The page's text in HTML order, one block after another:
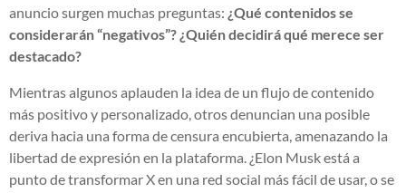
anuncio surgen muchas preguntas: ¿Qué contenidos se
considerarán “negativos”? ¿Quién decidirá qué merece ser
destacado?
Mientras algunos aplauden la idea de un flujo de contenido
más positivo y personalizado, otros denuncian una posible
deriva hacia una forma de censura encubierta, amenazando la
libertad de expresión en la plataforma. ¿Elon Musk está a
punto de transformar X en una red social más fácil de usar, o se